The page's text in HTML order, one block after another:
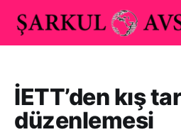
İETT’den kış
düzenlemesi